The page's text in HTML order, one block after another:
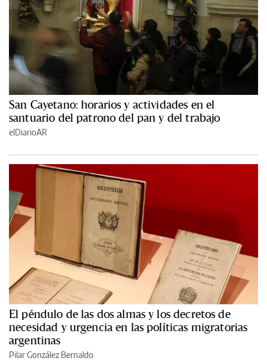
San Cayetano: horarios y actividades en el
santuario del patrono del pan y del trabajo
elDiarioAR
El péndulo de las dos almas y los decretos de
necesidad y urgencia en las políticas migratorias
argentinas
Pilar González Bernaldo